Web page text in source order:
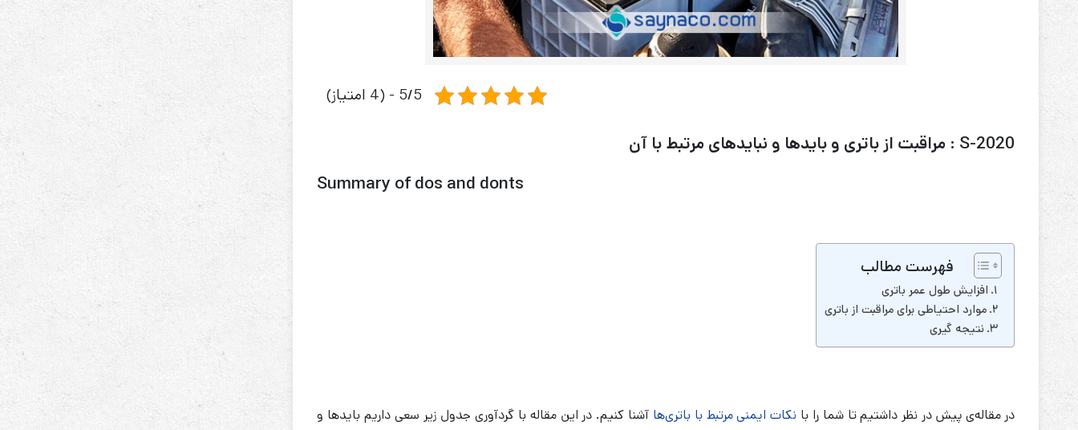
5/5 - (4 امتیاز)
S-2020 : مراقبت از باتری و بایدها و نبایدهای مرتبط با آن
Summary of dos and donts
فهرست مطالب
افزایش طول عمر باتری
موارد احتیاطی برای مراقبت از باتری
نتیجه گیری
در مقاله‌ی پیش در نظر داشتیم تا شما را با نکات ایمنی مرتبط با باتری‌ها آشنا کنیم. در این مقاله با گردآوری جدول زیر سعی داریم باید‌ها و